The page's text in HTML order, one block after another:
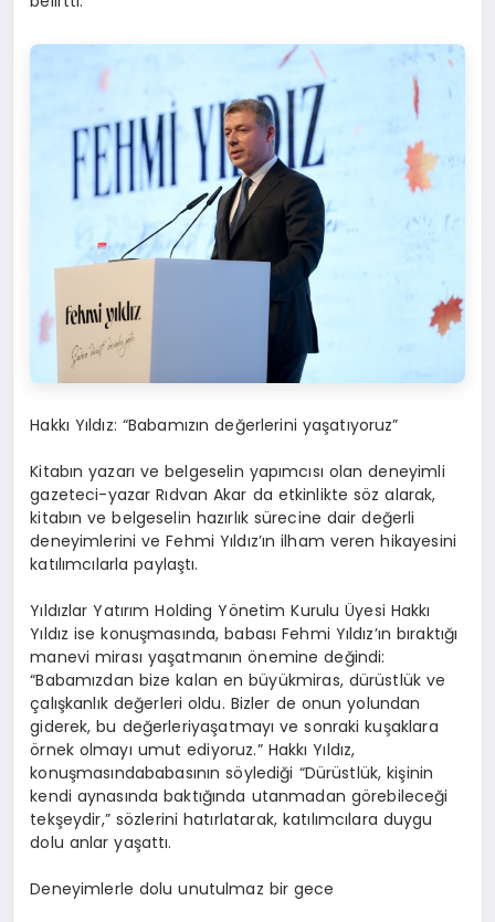
Hakkı Yıldız: “Babamızın değerlerini yaşatıyoruz”
Kitabın yazarı ve belgeselin yapımcısı olan deneyimli
gazeteci-yazar Rıdvan Akar da etkinlikte söz alarak,
kitabın ve belgeselin hazırlık sürecine dair değerli
deneyimlerini ve Fehmi Yıldız’ın ilham veren hikayesini
katılımcılarla paylaştı.
Yıldızlar Yatırım HoldingYönetim Kurulu Üyesi Hakkı
Yıldızise konuşmasında,babası Fehmi Yıldız’ın bıraktığı
manevi mirası yaşatmanın önemine değindi:
“Babamızdan bizekalan en büyükmiras, dürüstlük ve
çalışkanlık değerleri oldu. Bizler de onun yolundan
giderek,bu değerleriyaşatmayı vesonraki kuşaklara
örnek olmayı umut ediyoruz.” Hakkı Yıldız,
konuşmasındababasının söylediği “Dürüstlük,kişinin
kendi aynasında baktığında utanmadan görebileceği
tekşeydir,” sözlerini hatırlatarak, katılımcılara duygu
dolu anlar yaşattı.
Deneyimlerle dolu unutulmaz bir gece